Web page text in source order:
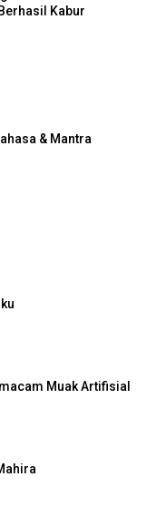
Kabur
& Mantra
Muak Artifisial